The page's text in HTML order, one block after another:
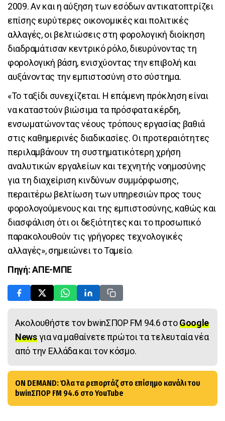
2009. Αν και η αύξηση των εσόδων αντικατοπτρίζει
επίσης ευρύτερες οικονομικές και πολιτικές
αλλαγές, οι βελτιώσεις στη φορολογική διοίκηση
διαδραμάτισαν κεντρικό ρόλο, διευρύνοντας τη
φορολογική βάση, ενισχύοντας την επιβολή και
αυξάνοντας την εμπιστοσύνη στο σύστημα.
«Το ταξίδι συνεχίζεται. Η επόμενη πρόκληση είναι
να καταστούν βιώσιμα τα πρόσφατα κέρδη,
ενσωματώνοντας νέους τρόπους εργασίας βαθιά
στις καθημερινές διαδικασίες. Οι προτεραιότητες
περιλαμβάνουν τη συστηματικότερη χρήση
αναλυτικών εργαλείων και τεχνητής νοημοσύνης
για τη διαχείριση κινδύνων συμμόρφωσης,
περαιτέρω βελτίωση των υπηρεσιών προς τους
φορολογούμενους και της εμπιστοσύνης, καθώς και
διασφάλιση ότι οι δεξιότητες και το προσωπικό
παρακολουθούν τις γρήγορες τεχνολογικές
αλλαγές», σημειώνει το Ταμείο.
Πηγή: ΑΠΕ-ΜΠΕ
Ακολουθήστε τον bwinΣΠΟΡ FM 94.6 στοGoogle
Newsγια να μαθαίνετε πρώτοι τα τελευταία νέα
από την Ελλάδα και τον κόσμο.
ON DEMAND: Όλα τα ρεπορτάζ στο επίσημο κανάλι του
bwinΣΠΟΡ FM 94.6 στο YouTube